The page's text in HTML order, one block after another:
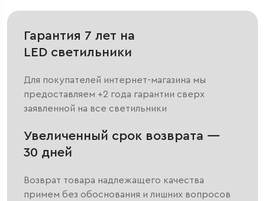
Гарантия 7 лет на
LED светильники
Для покупателей интернет-магазина мы
предоставляем +2 года гарантии сверх
заявленной на все светильники
Увеличенный срок возврата —
30 дней
Возврат товара надлежащего качества
примем без обоснования и лишних вопросов